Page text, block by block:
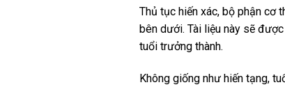
Thủ tục hiến xác, bộ phận cơ
bên dưới. Tài liệu này sẽ
tuổi trưởng thành.
Không giống như hiến tạng,